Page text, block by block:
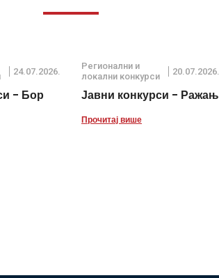
24.07.2026.
- Бор
Регионални и
локални конкурси
20.07.2026.
Јавни конкурси - Ражањ
Прочитај више